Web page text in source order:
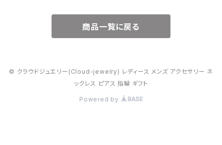
商品一覧に戻る
© クラウドジュエリー(Cloud-jewelry) レディース メンズ アクセサリー ネ
ックレス ピアス 指輪 ギフト
Powered by